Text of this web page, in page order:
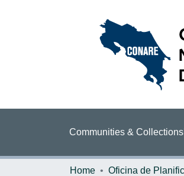
Communities & Collections
Home